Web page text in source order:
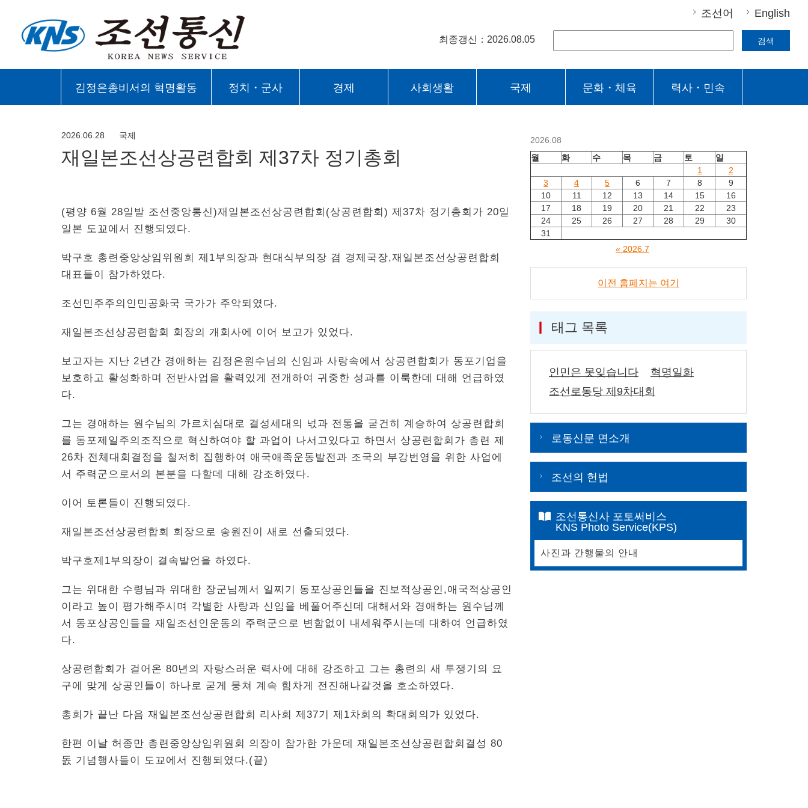
조선어 English
최종갱신：2026.08.05 검색
김정은총비서의 혁명활동 정치・군사 경제 사회생활 국제 문화・체육 력사・민속
2026.06.28 국제
재일본조선상공련합회 제37차 정기총회
(평양 6월 28일발 조선중앙통신)재일본조선상공련합회(상공련합회) 제37차 정기총회가 20일
일본 도꾜에서 진행되였다.
박구호 총련중앙상임위원회 제1부의장과 현대식부의장 겸 경제국장,재일본조선상공련합회
대표들이 참가하였다.
조선민주주의인민공화국 국가가 주악되였다.
재일본조선상공련합회 회장의 개회사에 이어 보고가 있었다.
보고자는 지난 2년간 경애하는 김정은원수님의 신임과 사랑속에서 상공련합회가 동포기업을
보호하고 활성화하며 전반사업을 활력있게 전개하여 귀중한 성과를 이룩한데 대해 언급하였
다.
그는 경애하는 원수님의 가르치심대로 결성세대의 넋과 전통을 굳건히 계승하여 상공련합회
를 동포제일주의조직으로 혁신하여야 할 과업이 나서고있다고 하면서 상공련합회가 총련 제
26차 전체대회결정을 철저히 집행하여 애국애족운동발전과 조국의 부강번영을 위한 사업에
서 주력군으로서의 본분을 다할데 대해 강조하였다.
이어 토론들이 진행되였다.
재일본조선상공련합회 회장으로 송원진이 새로 선출되였다.
박구호제1부의장이 결속발언을 하였다.
그는 위대한 수령님과 위대한 장군님께서 일찌기 동포상공인들을 진보적상공인,애국적상공인
이라고 높이 평가해주시며 각별한 사랑과 신임을 베풀어주신데 대해서와 경애하는 원수님께
서 동포상공인들을 재일조선인운동의 주력군으로 변함없이 내세워주시는데 대하여 언급하였
다.
상공련합회가 걸어온 80년의 자랑스러운 력사에 대해 강조하고 그는 총련의 새 투쟁기의 요
구에 맞게 상공인들이 하나로 굳게 뭉쳐 계속 힘차게 전진해나갈것을 호소하였다.
총회가 끝난 다음 재일본조선상공련합회 리사회 제37기 제1차회의 확대회의가 있었다.
한편 이날 허종만 총련중앙상임위원회 의장이 참가한 가운데 재일본조선상공련합회결성 80
돐 기념행사들이 도꾜에서 진행되였다.(끝)
2026.08
월
화 수 목 금 토
일
1
2
3
4 5 6 7 8
9
10
11 12 13 14 15
16
17
18 19 20 21 22
23
24
25 26 27 28 29
30
31
« 2026.7
이전 홈페지는 여기
태그 목록
인민은 못잊습니다
혁명일화
조선로동당 제9차대회
로동신문 면소개
조선의 헌법
조선통신사 포토써비스
KNS Photo Service(KPS)
사진과 간행물의 안내